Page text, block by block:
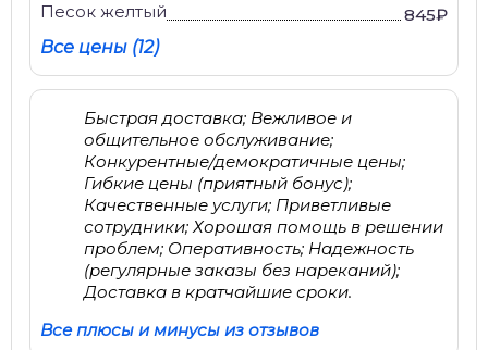
Песок желтый
845₽
Все цены (12)
Быстрая доставка; Вежливое и
общительное обслуживание;
Конкурентные/демократичные цены;
Гибкие цены (приятный бонус);
Качественные услуги; Приветливые
сотрудники; Хорошая помощь в решении
проблем; Оперативность; Надежность
(регулярные заказы без нареканий);
Доставка в кратчайшие сроки.
Все плюсы и минусы из отзывов